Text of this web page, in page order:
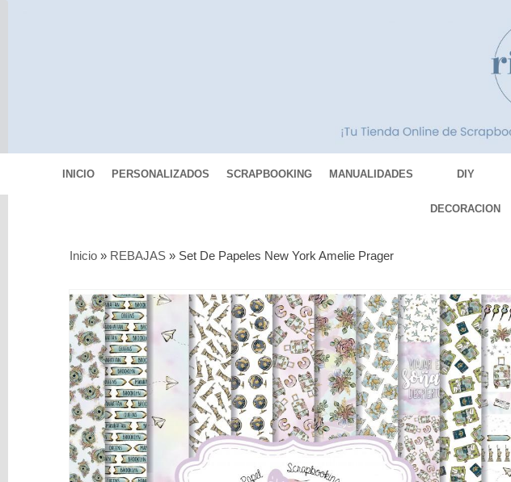
INICIO PERSONALIZADOS SCRAPBOOKING MANUALIDADES DIY
DECORACION
MIXED
MEDIA
Pinturas
Mediums
Máquinas
Vinilos
Inicio » REBAJAS » Set De Papeles New York Amelie Prager